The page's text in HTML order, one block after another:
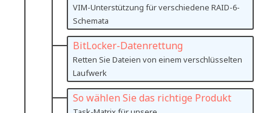
VIM-Unterstützung für verschiedene RAID-6-
Schemata
BitLocker-Datenrettung
Retten Sie Dateien von einem verschlüsselten
Laufwerk
So wählen Sie das richtige Produkt